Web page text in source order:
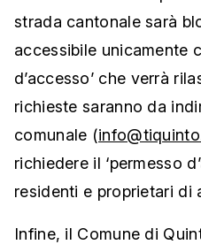
strada cantonale sarà
accessibile unicamente
d’accesso’ che verrà
richieste saranno da
comunale (
richiedere il ‘permesso
residenti e proprietari di
Infine, il Comune di